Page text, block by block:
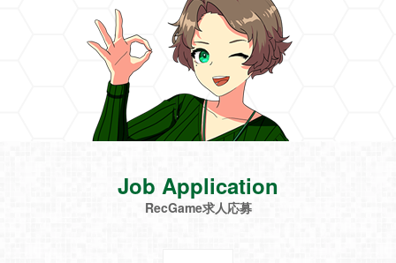
Job Application
RecGame求人応募